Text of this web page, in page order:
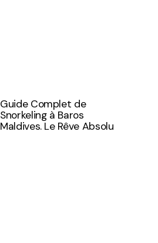
Guide Complet de
Snorkeling à Baros
Maldives. Le Rêve Absolu